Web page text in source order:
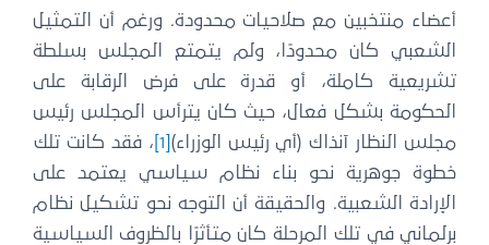
أعضاء منتخبين مع صلاحيات محدودة. ورغم أن التمثيل
الشعبي كان محدودًا، ولم يتمتع المجلس بسلطة
تشريعية كاملة، أو قدرة على فرض الرقابة على
الحكومة بشكل فعال، حيث كان يترأس المجلس رئيس
مجلس النظار آنذاك (أي رئيس الوزراء)
، فقد كانت تلك
خطوة جوهرية نحو بناء نظام سياسي يعتمد على
الإرادة الشعبية. والحقيقة أن التوجه نحو تشكيل نظام
برلماني في تلك المرحلة كان متأثرًا بالظروف السياسية